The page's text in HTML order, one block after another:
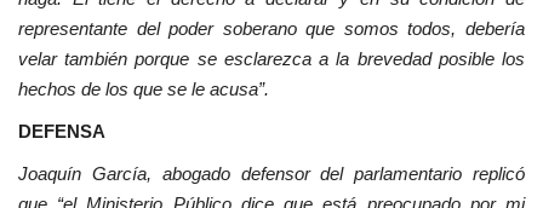
representante del poder soberano que somos todos, debería
velar también porque se esclarezca a la brevedad posible los
hechos de los que se le acusa”.
DEFENSA
Joaquín García, abogado defensor del parlamentario replicó